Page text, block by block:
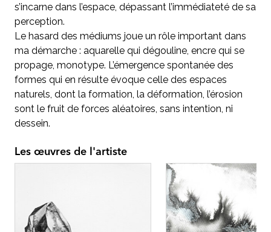
s’incarne dans l’espace, dépassant l’immédiateté de sa
perception.
Le hasard des médiums joue un rôle important dans
ma démarche : aquarelle qui dégouline, encre qui se
propage, monotype. L’émergence spontanée des
formes qui en résulte évoque celle des espaces
naturels, dont la formation, la déformation, l’érosion
sont le fruit de forces aléatoires, sans intention, ni
dessein.
Les œuvres de l'artiste